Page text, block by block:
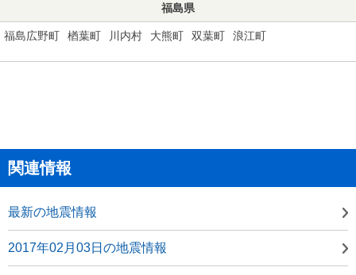
福島県
福島広野町 楢葉町 川内村 大熊町 双葉町 浪江町
関連情報
最新の地震情報
2017年02月03日の地震情報